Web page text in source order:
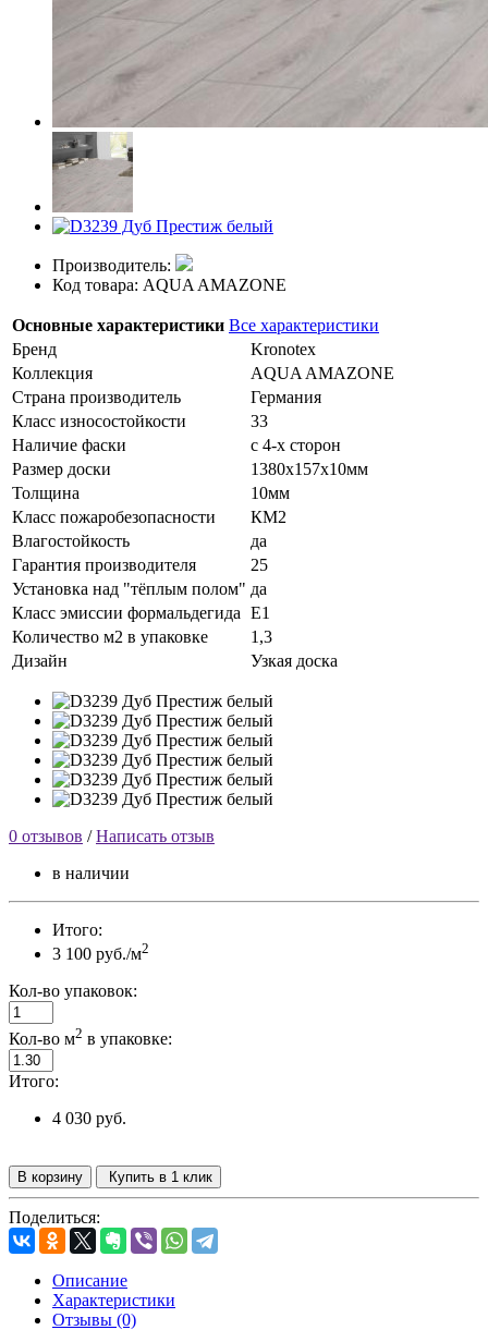
Производитель:
Код товара: AQUA AMAZONE
Основные характеристики Все характеристики
Бренд
Kronotex
Коллекция
AQUA AMAZONE
Страна производитель
Германия
Класс износостойкости
33
Наличие фаски
с 4-х сторон
Размер доски
1380х157х10мм
Толщина
10мм
Класс пожаробезопасности
КМ2
Влагостойкость
да
Гарантия производителя
25
Установка над "тёплым полом" да
Класс эмиссии формальдегида Е1
Количество м2 в упаковке
1,3
Дизайн
Узкая доска
0 отзывов /Написать отзыв
в наличии
Итого:
3 100 руб./м2
Кол-во упаковок:
Кол-во м2 в упаковке:
Итого:
4 030 руб.
В корзину Купить в 1 клик
Поделиться:
Описание
Характеристики
Отзывы (0)